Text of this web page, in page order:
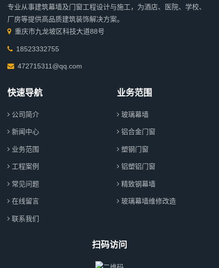
专业从事建筑幕墙及门窗工程设计与施工，为酒店、医院、学校、
厂房等提供高品质建筑装饰解决方案。
重庆市九龙坡区科技大道88号
18523332755
472715311@qq.com
快速导航
公司简介
新闻中心
业务范围
工程案例
常见问题
在线留言
联系我们
业务范围
玻璃幕墙
铝合金门窗
塑钢门窗
铝塑铝门窗
精致钢幕墙
玻璃幕墙维修改造
扫码访问